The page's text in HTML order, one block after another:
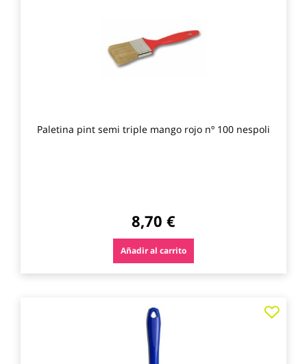
Paletina pint semi triple mango rojo nº 100 nespoli
8,70 €
Añadir al carrito